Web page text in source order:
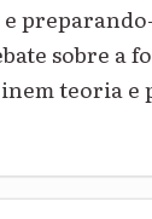
sobre a
teoria e